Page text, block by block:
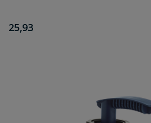
€
25,93